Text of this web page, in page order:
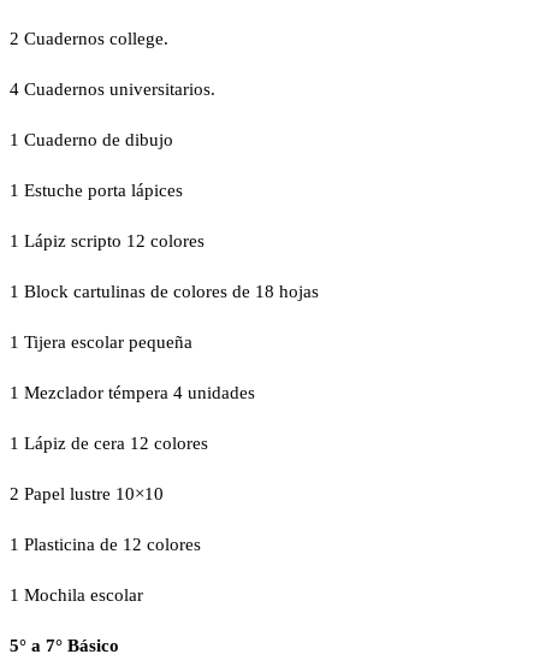
2 Cuadernos college.
4 Cuadernos universitarios.
1 Cuaderno de dibujo
1 Estuche porta lápices
1 Lápiz scripto 12 colores
1 Block cartulinas de colores de 18 hojas
1 Tijera escolar pequeña
1 Mezclador témpera 4 unidades
1 Lápiz de cera 12 colores
2 Papel lustre 10×10
1 Plasticina de 12 colores
1 Mochila escolar
5° a 7° Básico